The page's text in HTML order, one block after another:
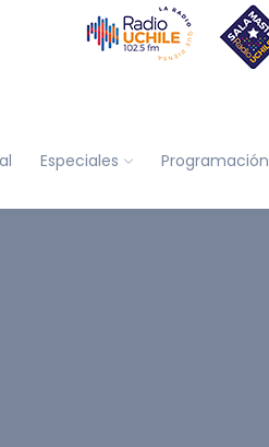
Especiales Programación